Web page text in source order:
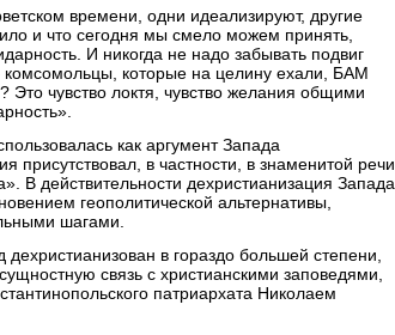
времени, одни идеализируют, другие
и что сегодня мы смело можем принять,
И никогда не надо забывать подвиг
которые на целину ехали, БАМ
Это чувство локтя, чувство желания общими
как аргумент Запада
присутствовал, в частности, в знаменитой речи
В действительности дехристианизация Запада
геополитической альтернативы,
шагами.
в гораздо большей степени,
связь с христианскими заповедями,
патриархата Николаем